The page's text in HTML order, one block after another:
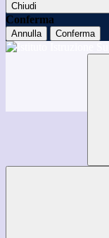
Chiudi
Conferma
Annulla Conferma